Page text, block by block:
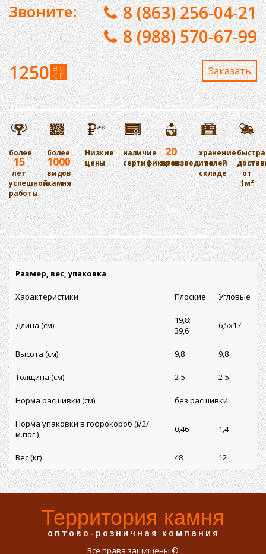
Звоните:
8 (863) 256-04-21
8 (988) 570-67-99
1250⃏ Заказaть
более
15
лет
успешной
работы
более
1000
видов
камня
Низкие
цены
наличие
сертификатов
20
производителей
хранение
на
складе
от
1м²
Размер, вес, упаковка
Характеристики Плоские Угловые
Длина (см)
19,8;
39,6
6,5x17
Высота (см) 9,8 9,8
Толщина (см) 2-5 2-5
Норма расшивки (см) без расшивки
Норма упаковки в гофрокороб (м2/
м.пог.)
0,46 1,4
Вес (кг) 48 12
Территория камня
оптово-розничная компания
Все права защищены ©